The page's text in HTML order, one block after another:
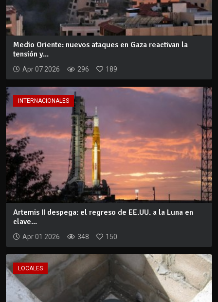
Medio Oriente: nuevos ataques en Gaza reactivan la
tensión y...
Apr 07 2026 296 189
INTERNACIONALES
Artemis II despega: el regreso de EE.UU. a la Luna en
clave...
Apr 01 2026 348 150
LOCALES